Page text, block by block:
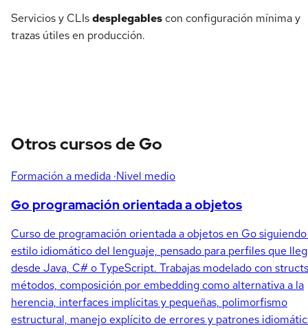
Servicios y CLIsdesplegables con configuración mínima y
trazas útiles en producción.
Otros cursos de Go
Formación a medida ·Nivel medio
Go programación orientada a objetos
Curso de programación orientada a objetos en Go
estilo idiomático del lenguaje, pensado para perfiles que
desde Java, C# o TypeScript. Trabajas modelado con
métodos, composición por embedding como alternativa a la
herencia, interfaces implícitas y pequeñas, polimorfismo
estructural, manejo explícito de errores y patrones